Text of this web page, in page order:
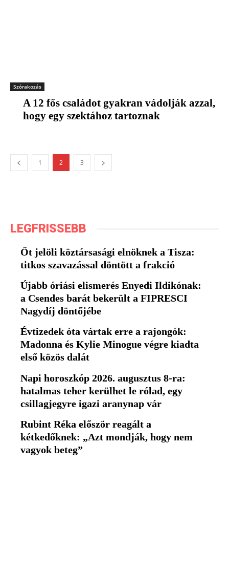
Szórakozás
A 12 fős családot gyakran vádolják azzal,
hogy egy szektához tartoznak
1 2 3
LEGFRISSEBB
Őt jelöli köztársasági elnöknek a Tisza:
titkos szavazással döntött a frakció
Újabb óriási elismerés Enyedi Ildikónak:
a Csendes barát bekerült a FIPRESCI
Nagydíj döntőjébe
Évtizedek óta vártak erre a rajongók:
Madonna és Kylie Minogue végre kiadta
első közös dalát
Napi horoszkóp 2026. augusztus 8-ra:
hatalmas teher kerülhet le rólad, egy
csillagjegyre igazi aranynap vár
Rubint Réka először reagált a
kétkedőknek: „Azt mondják, hogy nem
vagyok beteg”